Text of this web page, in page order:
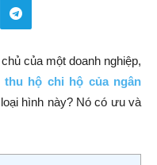
của một doanh nghiệp,
thu hộ chi hộ của ngân
hình này? Nó có ưu và